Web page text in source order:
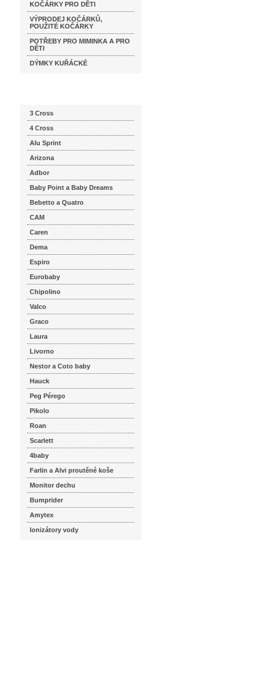
KOČÁRKY PRO DĚTI
VÝPRODEJ KOČÁRKŮ,
POUŽITÉ KOČÁRKY
POTŘEBY PRO MIMINKA A PRO
DĚTI
DÝMKY KUŘÁCKÉ
3 Cross
4 Cross
Alu Sprint
Arizona
Adbor
Baby Point a Baby Dreams
Bebetto a Quatro
CAM
Caren
Dema
Espiro
Eurobaby
Chipolino
Valco
Graco
Laura
Livorno
Nestor a Coto baby
Hauck
Peg Pérego
Pikolo
Roan
Scarlett
4baby
Farlin a Alvi proutěné koše
Monitor dechu
Bumprider
Amytex
Ionizátory vody